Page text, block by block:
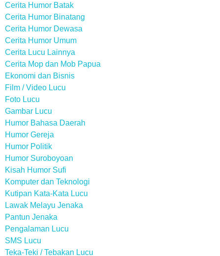
Cerita Humor Batak
Cerita Humor Binatang
Cerita Humor Dewasa
Cerita Humor Umum
Cerita Lucu Lainnya
Cerita Mop dan Mob Papua
Ekonomi dan Bisnis
Film / Video Lucu
Foto Lucu
Gambar Lucu
Humor Bahasa Daerah
Humor Gereja
Humor Politik
Humor Suroboyoan
Kisah Humor Sufi
Komputer dan Teknologi
Kutipan Kata-Kata Lucu
Lawak Melayu Jenaka
Pantun Jenaka
Pengalaman Lucu
SMS Lucu
Teka-Teki / Tebakan Lucu